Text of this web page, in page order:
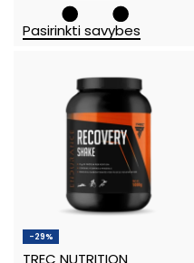
Pasirinkti savybes
-29%
TREC NUTRITION